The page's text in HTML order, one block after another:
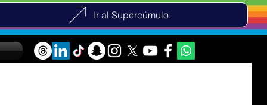
Ir al Supercúmulo.